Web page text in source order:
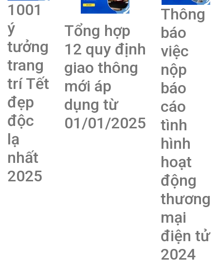
1001
ý
tưởng
trang
trí Tết
đẹp
độc
lạ
nhất
2025
Tổng hợp
12 quy định
giao thông
mới áp
dụng từ
01/01/2025
Thông
báo
việc
nộp
báo
cáo
tình
hình
hoạt
động
thương
mại
điện tử
2024